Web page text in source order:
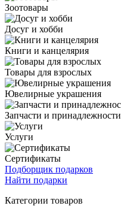
Зоотовары
Досуг и хобби
Книги и канцелярия
Товары для взрослых
Ювелирные украшения
Запчасти и принадлежности
Услуги
Сертификаты
Подборщик подарков
Найти подарки
Категории товаров